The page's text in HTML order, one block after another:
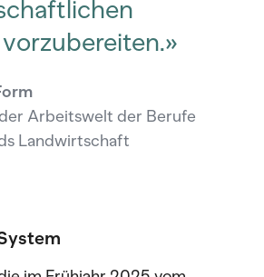
Arbeitswelt der Berufe
Landwirtschaft